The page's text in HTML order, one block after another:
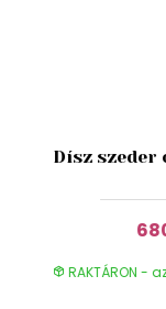
Dísz szeder
RAKTÁRON -